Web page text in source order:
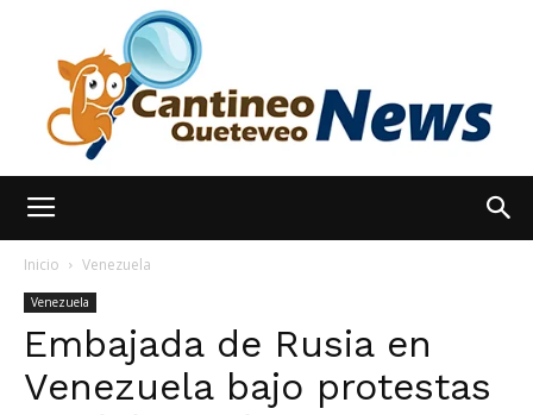
Noticias
Inicio Venezuela
Venezuela
Embajada de Rusia en
Venezuela bajo protestas